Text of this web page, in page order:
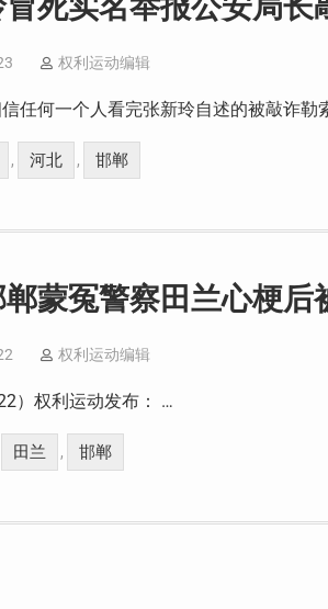
死实名举报公安局长
权利运动编辑
信任何一个人看完张新玲自述的被敲诈勒
, 河北 , 邯郸
蒙冤警察田兰心梗后
权利运动编辑
）权利运动发布： …
田兰 , 邯郸